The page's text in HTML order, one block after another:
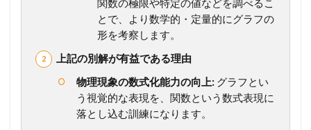
関数の極限や特定の値などを調べるこ
とで、より数学的・定量的にグラフの
形を考察します。
上記の別解が有益である理由
物理現象の数式化能力の向上: グラフとい
う視覚的な表現を、関数という数式表現に
落とし込む訓練になります。